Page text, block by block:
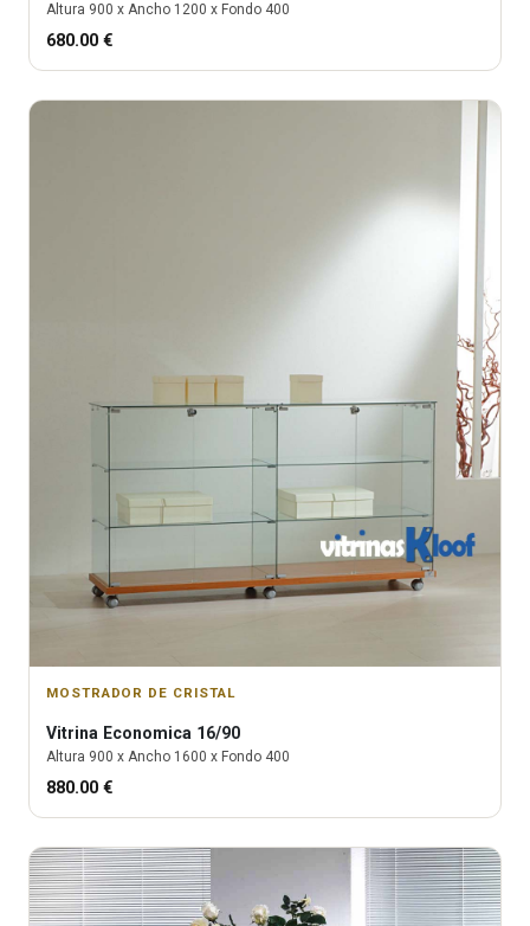
Altura 900 x Ancho 1200 x Fondo 400
680.00 €
MOSTRADOR DE CRISTAL
Vitrina Economica 16/90
Altura 900 x Ancho 1600 x Fondo 400
880.00 €